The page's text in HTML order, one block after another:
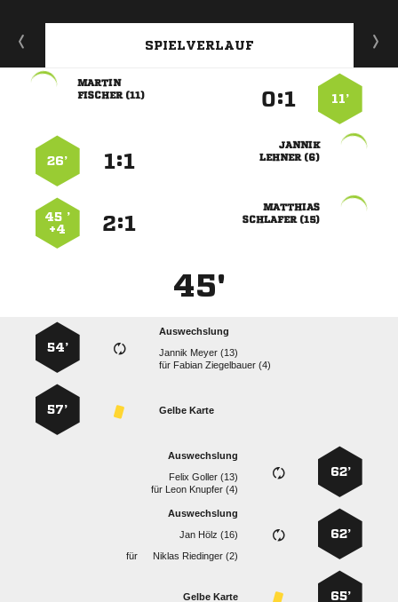
SPIELVERLAUF
11’
:

 

 
:
26’

 
:
45 ’
+4
45'
Auswechslung
  
für   
54’
Gelbe Karte
57’
62’
Auswechslung
  
für   
62’
Auswechslung
  
für
  
65’
Gelbe Karte